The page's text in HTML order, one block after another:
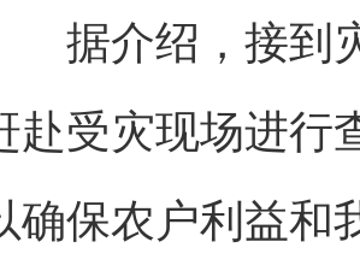
据介绍，接到灾
赴受灾现场进行
确保农户利益和